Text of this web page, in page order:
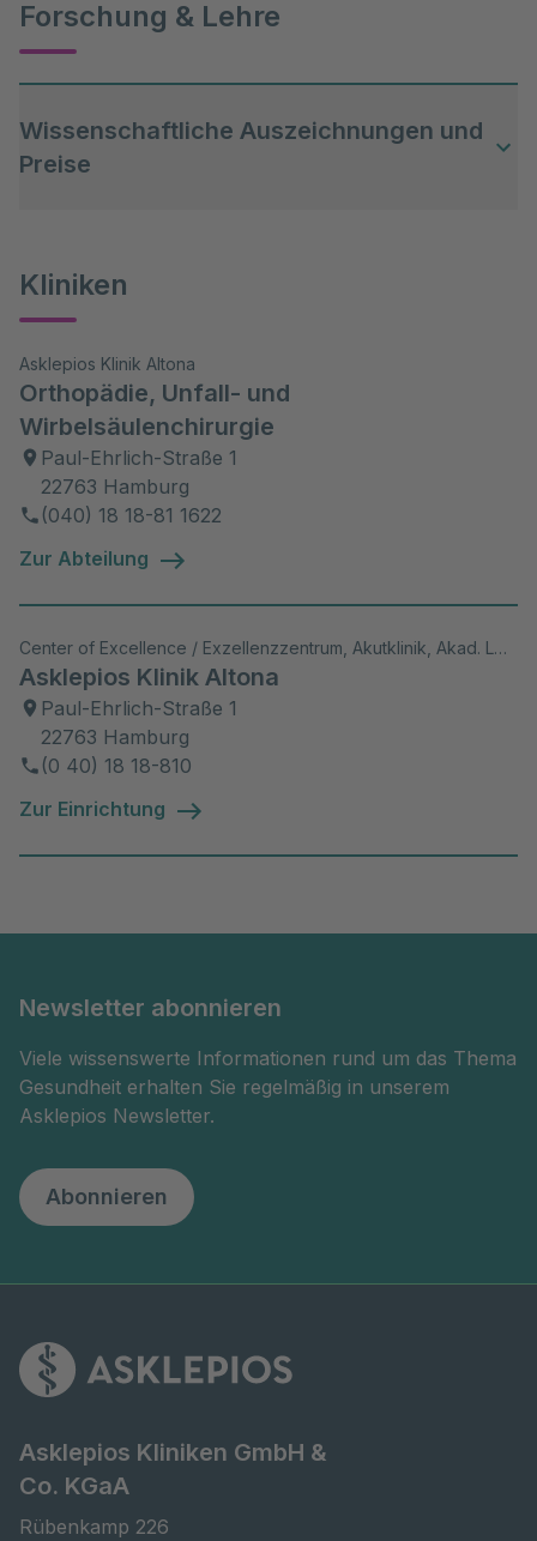
Schulterzentrum Altona
medizinische Fakultät der Universität
Hamburg
Wolfgang Goethe-Universität Frankfurt
am Main
Eingriffe durch die Gesellschaft für
Arthroskopie und Gelenkchirurgie
(AGA)
Forschung & Lehre
Wissenschaftliche Auszeichnungen und
Preise
Venia legendi durch den Fachbereich
Medizin der Universität Hamburg
Kliniken
Asklepios Klinik Altona
Orthopädie, Unfall- und
Wirbelsäulenchirurgie
Paul-Ehrlich-Straße 1
22763 Hamburg
(040) 18 18-81 1622
Zur Abteilung
Center of Excellence / Exzellenzzentrum, Akutklinik, Akad. Lehrkrankenhaus, Wiss. Aktivitäten
Asklepios Klinik Altona
Paul-Ehrlich-Straße 1
22763 Hamburg
(0 40) 18 18-810
Zur Einrichtung
Newsletter abonnieren
Viele wissenswerte Informationen rund um das Thema
Gesundheit erhalten Sie regelmäßig in unserem
Asklepios Newsletter.
Abonnieren
Asklepios Kliniken GmbH &
Co. KGaA
Rübenkamp 226